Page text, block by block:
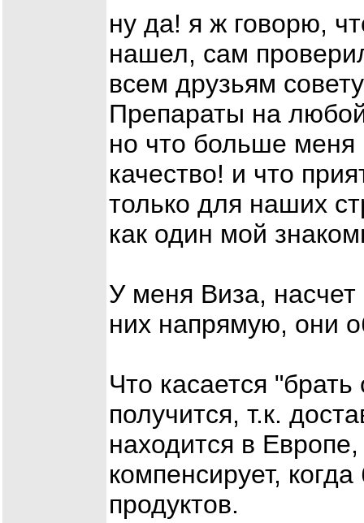
ну да! я ж говорю,
нашел, сам
всем друзьям
Препараты на
но что больше меня
качество! и что
только для наших
как один мой
У меня Виза,
них напрямую, они
Что касается
получится, т.к.
находится в
компенсирует,
продуктов.